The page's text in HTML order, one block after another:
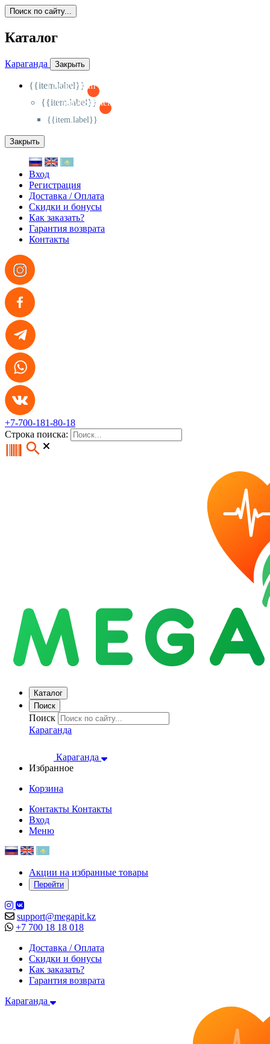
Поиск по сайту...
Каталог
Караганда Закрыть
{{item.label}}
{{activeItem==item.id?'-
{{item.label}}
{{activeSubitem==item.id?'-
{{item.label}}
Закрыть
Вход
Регистрация
Доставка / Оплата
Скидки и бонусы
Как заказать?
Гарантия возврата
Контакты
+7-700-181-80-18
Строка поиска:
Каталог
Поиск
Поиск
Караганда
Караганда
Избранное
Корзина
Контакты Контакты
Вход
Меню
Акции на избранные товары
Перейти
support@megapit.kz
+7 700 18 18 018
Доставка / Оплата
Скидки и бонусы
Как заказать?
Гарантия возврата
Караганда